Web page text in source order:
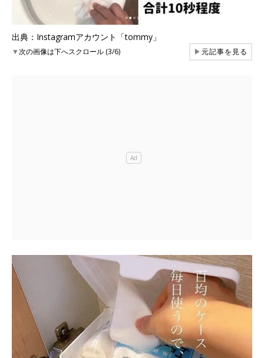
出典：Instagramアカウント「tommy」
▼次の画像は下へスクロール (3/6) ▶元記事を見る